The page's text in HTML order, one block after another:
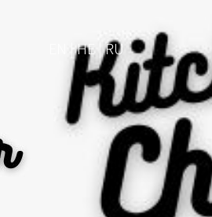
EN | HE | RU